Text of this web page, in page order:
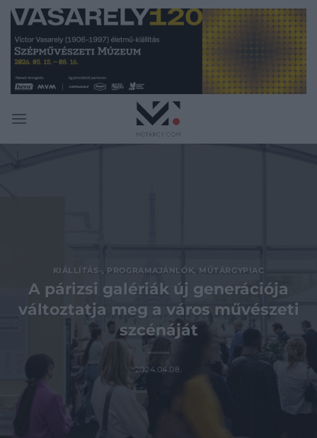
Skip
content
KIÁLLÍTÁS-, PROGRAMAJÁNLÓK, MŰTÁRGYPIAC
A párizsi galériák új generációja
változtatja meg a város művészeti
szcénáját
2024.04.08.